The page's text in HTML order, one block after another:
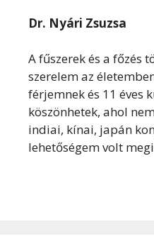
Dr. Nyári Zsuzsa
A fűszerek és a főzés
szerelem az
férjemnek és 11 éves
köszönhetek, ahol
indiai, kínai, japán
lehetőségem volt